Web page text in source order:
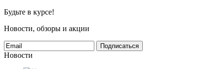
Будьте в курсе!
Новости, обзоры и акции
Подписаться
Новости